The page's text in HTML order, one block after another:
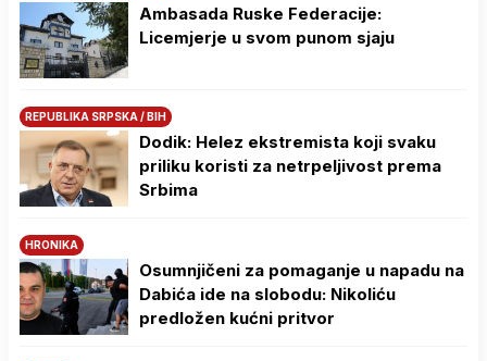
Ambasada Ruske Federacije:
Licemjerje u svom punom sjaju
REPUBLIKA SRPSKA / BIH
Dodik: Helez ekstremista koji svaku
priliku koristi za netrpeljivost prema
Srbima
HRONIKA
Osumnjičeni za pomaganje u napadu na
Dabića ide na slobodu: Nikoliću
predložen kućni pritvor